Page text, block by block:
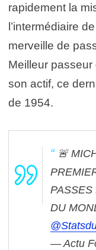
rapidement la
l’intermédiaire
merveille de
Meilleur
son actif, ce
de 1954.
🚨
PASSES
DU
— Actu